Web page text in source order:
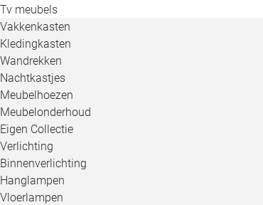
Tv meubels
Vakkenkasten
Kledingkasten
Wandrekken
Nachtkastjes
Meubelhoezen
Meubelonderhoud
Eigen Collectie
Verlichting
Binnenverlichting
Hanglampen
Vloerlampen